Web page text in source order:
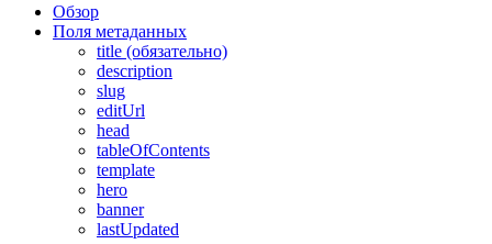
Обзор
Поля метаданных
title (обязательно)
description
slug
editUrl
head
tableOfContents
template
hero
banner
lastUpdated